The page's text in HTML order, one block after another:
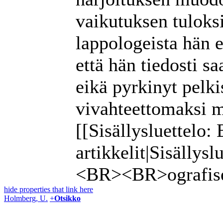
vaikutuksen
lappologeista hän
että hän tiedosti
eikä pyrkinyt
vivahteettomaksi
[[Sisällysluettelo:
<BR><BR>
hide properties that link here
Holmberg, U. +Otsikko